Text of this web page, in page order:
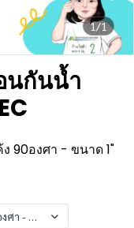
1/1
นกันน้ำ
90องศา - ขนาด 1"
า - ขนาด 1"